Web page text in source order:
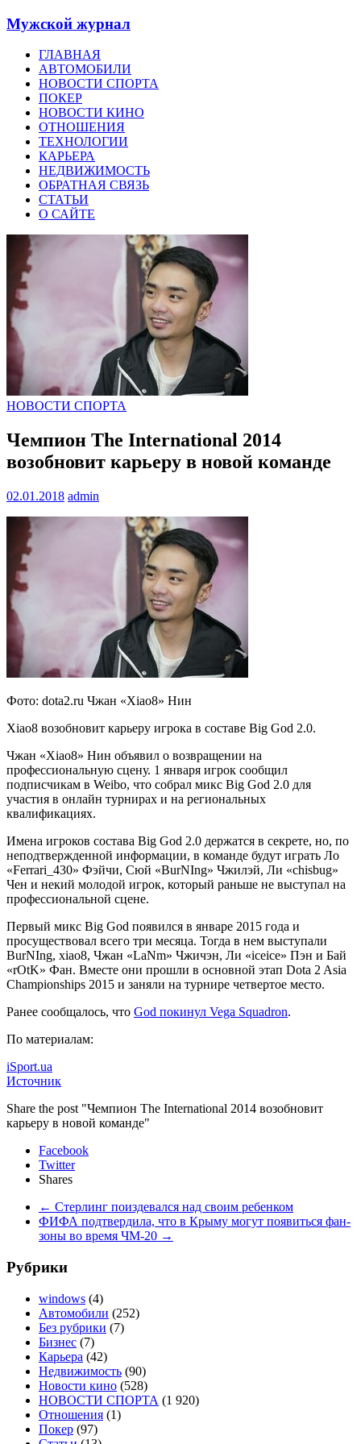
Мужской журнал
ГЛАВНАЯ
АВТОМОБИЛИ
НОВОСТИ СПОРТА
ПОКЕР
НОВОСТИ КИНО
ОТНОШЕНИЯ
ТЕХНОЛОГИИ
КАРЬЕРА
НЕДВИЖИМОСТЬ
ОБРАТНАЯ СВЯЗЬ
СТАТЬИ
О САЙТЕ
НОВОСТИ СПОРТА
Чемпион The International 2014
возобновит карьеру в новой команде
02.01.2018 admin
Фото: dota2.ru Чжан «Xiao8» Нин
Xiao8 возобновит карьеру игрока в составе Big God 2.0.
Чжан «Xiao8» Нин объявил о возвращении на
профессиональную сцену. 1 января игрок сообщил
подписчикам в Weibo, что собрал микс Big God 2.0 для
участия в онлайн турнирах и на региональных
квалификациях.
Имена игроков состава Big God 2.0 держатся в секрете, но, по
неподтвержденной информации, в команде будут играть Ло
«Ferrari_430» Фэйчи, Сюй «BurNIng» Чжилэй, Ли «chisbug»
Чен и некий молодой игрок, который раньше не выступал на
профессиональной сцене.
Первый микс Big God появился в январе 2015 года и
просуществовал всего три месяца. Тогда в нем выступали
BurNIng, xiao8, Чжан «LaNm» Чжичэн, Ли «iceice» Пэн и Бай
«rOtK» Фан. Вместе они прошли в основной этап Dota 2 Asia
Championships 2015 и заняли на турнире четвертое место.
Ранее сообщалось, что God покинул Vega Squadron.
По материалам:
iSport.ua
Источник
Share the post "Чемпион The International 2014 возобновит
карьеру в новой команде"
Facebook
Twitter
Shares
← Стерлинг поиздевался над своим ребенком
ФИФА подтвердила, что в Крыму могут появиться фан-
зоны во время ЧМ-20 →
Рубрики
windows (4)
Автомобили (252)
Без рубрики (7)
Бизнес (7)
Карьера (42)
Недвижимость (90)
Новости кино (528)
НОВОСТИ СПОРТА (1 920)
Отношения (1)
Покер (97)